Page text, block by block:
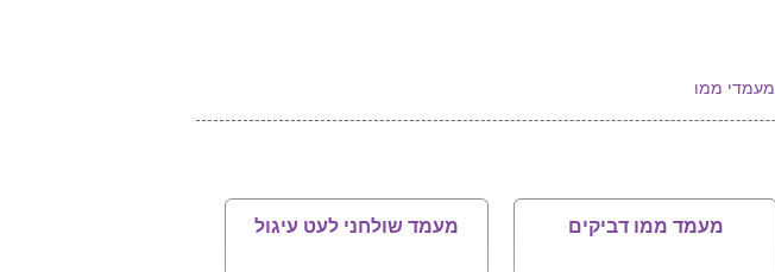
מעמדי ממו
מעמד ממו דביקים מעמד שולחני לעט עיגול